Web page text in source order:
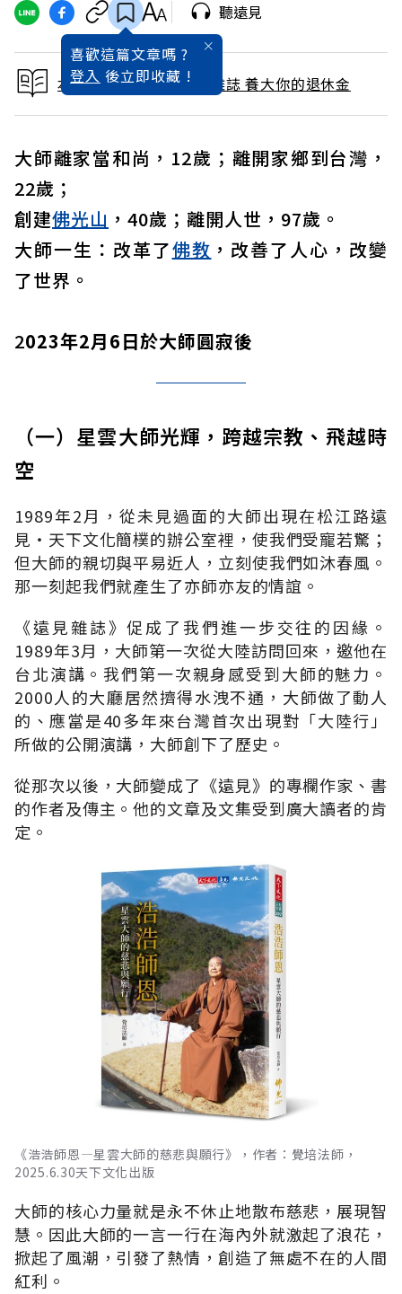
喜歡這篇文章嗎 ?
登入 後立即收藏 !
聽遠見
本文出自 2025 / 7月號雜誌 養大你的退休金
大師離家當和尚，12歲；離開家鄉到台灣，
22歲；
創建佛光山 ，40歲；離開人世，97歲。
大師一生：改革了佛教 ，改善了人心，改變
了世界。
2023年2月6日於大師圓寂後
（一）星雲大師光輝，跨越宗教、飛越時
空
1989年2月，從未見過面的大師出現在松江路遠
見‧天下文化簡樸的辦公室裡，使我們受寵若驚；
但大師的親切與平易近人，立刻使我們如沐春風。
那一刻起我們就產生了亦師亦友的情誼。
《遠見雜誌》促成了我們進一步交往的因緣。
1989年3月，大師第一次從大陸訪問回來，邀他在
台北演講。我們第一次親身感受到大師的魅力。
2000人的大廳居然擠得水洩不通，大師做了動人
的、應當是40多年來台灣首次出現對「大陸行」
所做的公開演講，大師創下了歷史。
從那次以後，大師變成了《遠見》的專欄作家、書
的作者及傳主。他的文章及文集受到廣大讀者的肯
定。
《浩浩師恩—星雲大師的慈悲與願行》，作者：覺培法師，
2025.6.30天下文化出版
大師的核心力量就是永不休止地散布慈悲，展現智
慧。因此大師的一言一行在海內外就激起了浪花，
掀起了風潮，引發了熱情，創造了無處不在的人間
紅利。